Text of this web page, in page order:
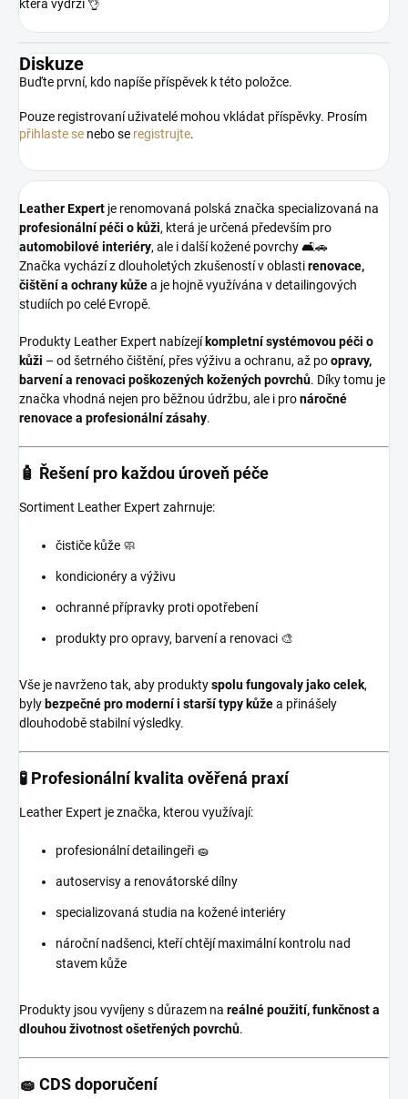
která vydrží 👌
Diskuze
Buďte první, kdo napíše příspěvek k této položce.
Pouze registrovaní uživatelé mohou vkládat příspěvky. Prosím
přihlaste se nebo se registrujte.
Leather Expert je renomovaná polská značka specializovaná na
profesionální péči o kůži, která je určená především pro
automobilové interiéry, ale i další kožené povrchy 🛋️🚗
Značka vychází z dlouholetých zkušeností v oblastirenovace,
čištění a ochrany kůžea je hojně využívána v detailingových
studiích po celé Evropě.
Produkty Leather Expert nabízejí kompletní systémovou péči o
kůži – od šetrného čištění, přes výživu a ochranu, až poopravy,
barvení a renovaci poškozených kožených povrchů. Díky tomu je
značka vhodná nejen pro běžnou údržbu, ale i pronáročné
renovace a profesionální zásahy.
🧴 Řešení pro každou úroveň péče
Sortiment Leather Expert zahrnuje:
čističe kůže 🧼
kondicionéry a výživu
ochranné přípravky proti opotřebení
produkty pro opravy, barvení a renovaci 🎨
Vše je navrženo tak, aby produktyspolu fungovaly jako celek,
byly bezpečné pro moderní i starší typy kůžea přinášely
dlouhodobě stabilní výsledky.
🧪 Profesionální kvalita ověřená praxí
Leather Expert je značka, kterou využívají:
profesionální detailingeři 🧽
autoservisy a renovátorské dílny
specializovaná studia na kožené interiéry
nároční nadšenci, kteří chtějí maximální kontrolu nad
stavem kůže
Produkty jsou vyvíjeny s důrazem na reálné použití, funkčnost a
dlouhou životnost ošetřených povrchů.
🧽 CDS doporučení